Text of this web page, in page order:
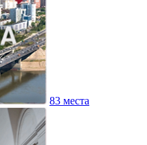
83 места